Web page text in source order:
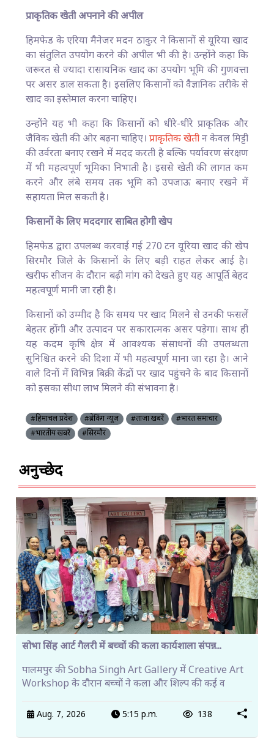
प्राकृतिक खेती अपनाने की अपील
हिमफेड के एरिया मैनेजर मदन ठाकुर ने किसानों से यूरिया खाद
का संतुलित उपयोग करने की अपील भी की है। उन्होंने कहा कि
जरूरत से ज्यादा रासायनिक खाद का उपयोग भूमि की गुणवत्ता
पर असर डाल सकता है। इसलिए किसानों को वैज्ञानिक तरीके से
खाद का इस्तेमाल करना चाहिए।
उन्होंने यह भी कहा कि किसानों को धीरे-धीरे प्राकृतिक और
जैविक खेती की ओर बढ़ना चाहिए। प्राकृतिक खेतीन केवल मिट्टी
की उर्वरता बनाए रखने में मदद करती है बल्कि पर्यावरण संरक्षण
में भी महत्वपूर्ण भूमिका निभाती है। इससे खेती की लागत कम
करने और लंबे समय तक भूमि को उपजाऊ बनाए रखने में
सहायता मिल सकती है।
किसानों के लिए मददगार साबित होगी खेप
हिमफेड द्वारा उपलब्ध करवाई गई 270 टन यूरिया खाद की खेप
सिरमौर जिले के किसानों के लिए बड़ी राहत लेकर आई है।
खरीफ सीजन के दौरान बढ़ी मांग को देखते हुए यह आपूर्ति बेहद
महत्वपूर्ण मानी जा रही है।
किसानों को उम्मीद है कि समय पर खाद मिलने से उनकी फसलें
बेहतर होंगी और उत्पादन पर सकारात्मक असर पड़ेगा। साथ ही
यह कदम कृषि क्षेत्र में आवश्यक संसाधनों की उपलब्धता
सुनिश्चित करने की दिशा में भी महत्वपूर्ण माना जा रहा है। आने
वाले दिनों में विभिन्न बिक्री केंद्रों पर खाद पहुंचने के बाद किसानों
को इसका सीधा लाभ मिलने की संभावना है।
#हिमाचल प्रदेश #ब्रेकिंग न्यूज़ #ताज़ा खबरें
#भारत समाचार
#भारतीय खबरें
#सिरमौर
अनुच्छेद
सोभा सिंह आर्ट गैलरी में बच्चों की कला कार्यशाला संपन्न...
पालमपुर की Sobha Singh Art Gallery में Creative Art
Workshop के दौरान बच्चों ने कला और शिल्प की कई व
Aug. 7, 2026 5:15 p.m. 138